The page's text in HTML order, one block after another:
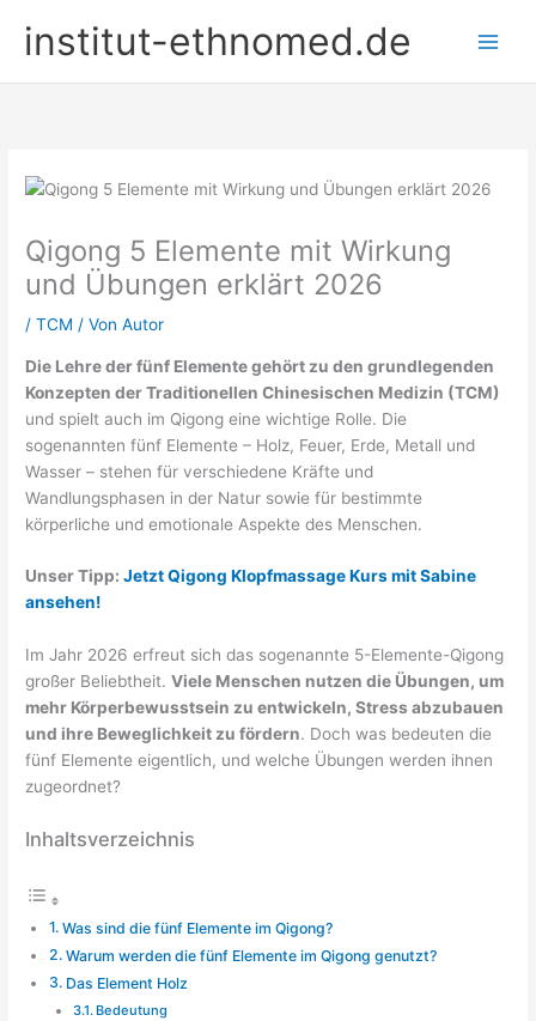
Inhaltinstitut-ethnomed.de
Qigong 5 Elemente mit Wirkung
und Übungen erklärt 2026
/TCM / VonAutor
Die Lehre der fünf Elemente gehört zu den grundlegenden
Konzepten der Traditionellen Chinesischen Medizin (TCM)
und spielt auch im Qigong eine wichtige Rolle. Die
sogenannten fünf Elemente – Holz, Feuer, Erde, Metall und
Wasser – stehen für verschiedene Kräfte und
Wandlungsphasen in der Natur sowie für bestimmte
körperliche und emotionale Aspekte des Menschen.
Unser Tipp:Jetzt Qigong Klopfmassage Kurs mit Sabine
ansehen!
Im Jahr 2026 erfreut sich das sogenannte 5-Elemente-Qigong
großer Beliebtheit.Viele Menschen nutzen die Übungen, um
mehr Körperbewusstsein zu entwickeln, Stress abzubauen
und ihre Beweglichkeit zu fördern. Doch was bedeuten die
fünf Elemente eigentlich, und welche Übungen werden ihnen
zugeordnet?
Inhaltsverzeichnis
Was sind die fünf Elemente im Qigong?
Warum werden die fünf Elemente im Qigong genutzt?
Das Element Holz
Bedeutung